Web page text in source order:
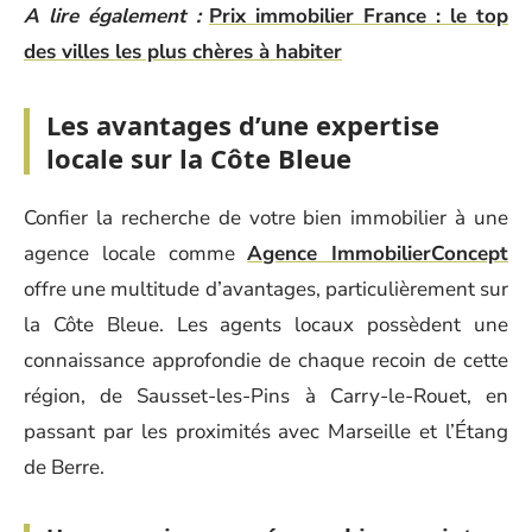
A lire également : Prix immobilier France : le top
des villes les plus chères à habiter
Les avantages d’une expertise
locale sur la Côte Bleue
Confier la recherche de votre bien immobilier à une
agence locale commeAgence ImmobilierConcept
offre une multitude d’avantages, particulièrement sur
la Côte Bleue. Les agents locaux possèdent une
connaissance approfondie de chaque recoin de cette
région, de Sausset-les-Pins à Carry-le-Rouet, en
passant par les proximités avec Marseille et l’Étang
de Berre.